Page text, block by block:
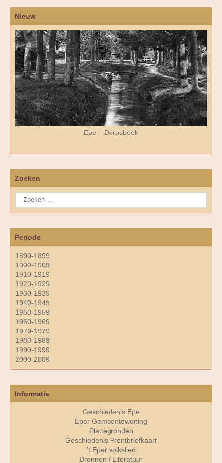
Nieuw
Epe – Dorpsbeek
Zoeken
Periode
1890-1899
1900-1909
1910-1919
1920-1929
1930-1939
1940-1949
1950-1959
1960-1969
1970-1979
1980-1989
1990-1999
2000-2009
Informatie
Geschiedenis Epe
Eper Gemeentewoning
Plattegronden
Geschiedenis Prentbriefkaart
’t Eper volkslied
Bronnen / Literatuur